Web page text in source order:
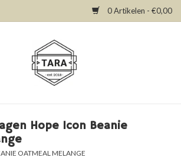
0 Artikelen - €0,00
Hope Icon Beanie
OATMEAL MELANGE